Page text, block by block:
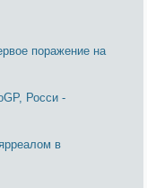
поражение на
Росси -
в